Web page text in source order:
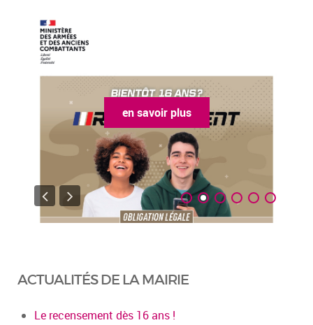
en savoir plus
ACTUALITÉS DE LA MAIRIE
Le recensement dès 16 ans !